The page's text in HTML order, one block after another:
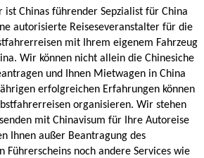
ist Chinas führender Sepzialist für China
autorisierte Reiseseveranstalter für die
mit Ihrem eigenem Fahrzeug
Wir können nicht allein die Chinesiche
und Ihnen Mietwagen in China
erfolgreichen Erfahrungen können
organisieren. Wir stehen
mit Chinavisum für Ihre Autoreise
Ihnen außer Beantragung des
Führerscheins noch andere Services wie